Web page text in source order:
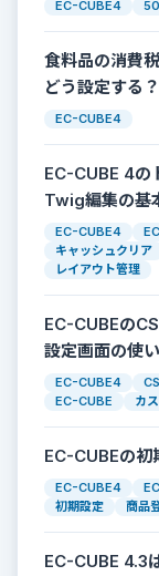
EC-CUBE4
食料品の消費
どう設定する
EC-CUBE4
EC-CUBE 4の
Twig編集の基
EC-CUBE4
キャッシュクリア
レイアウト管理
EC-CUBEの
設定画面の使
EC-CUBE4
EC-CUBE
カ
EC-CUBEの初
EC-CUBE4
初期設定
商品
EC-CUBE 4.3